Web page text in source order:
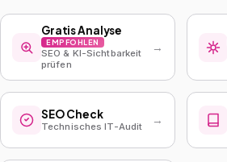
Gratis Analyse
EMPFOHLEN
SEO & KI-Sichtbarkeit
prüfen
→
SEO Check
Technisches IT-Audit →